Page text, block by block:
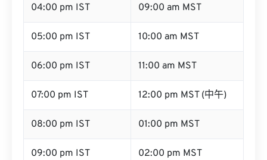
04:00 pm IST 09:00 am MST
05:00 pm IST 10:00 am MST
06:00 pm IST 11:00 am MST
07:00 pm IST 12:00 pm MST (中午)
08:00 pm IST 01:00 pm MST
09:00 pm IST 02:00 pm MST